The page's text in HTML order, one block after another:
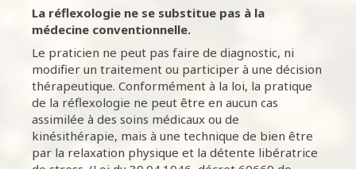
La réflexologie ne se substitue pas à la
médecine conventionnelle.
Le praticien ne peut pas faire de diagnostic, ni
modifier un traitement ou participer à une décision
thérapeutique. Conformément à la loi, la pratique
de la réflexologie ne peut être en aucun cas
assimilée à des soins médicaux ou de
kinésithérapie, mais à une technique de bien être
par la relaxation physique et la détente libératrice